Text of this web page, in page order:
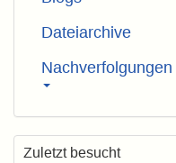
Dateiarchive
Nachverfolgungen
Zuletzt besucht